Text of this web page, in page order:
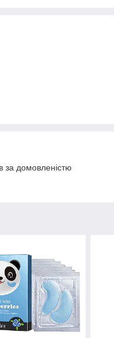
за домовленістю